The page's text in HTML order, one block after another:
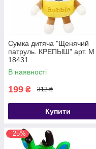
Сумка дитяча "Щенячий
патруль. КРЕПЫШ" арт. M
18431
В наявності
199 ₴ 312 ₴
Купити
–25%